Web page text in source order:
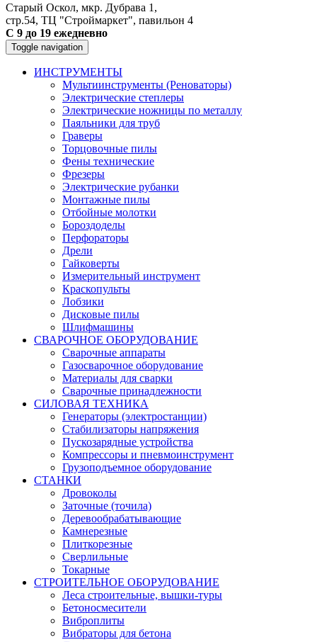
Старый Оскол, мкр. Дубрава 1,
стр.54, ТЦ "Строймаркет", павильон 4
С 9 до 19 ежедневно
Toggle navigation
ИНСТРУМЕНТЫ
Мультиинструменты (Реноваторы)
Электрические степлеры
Электрические ножницы по металлу
Паяльники для труб
Граверы
Торцовочные пилы
Фены технические
Фрезеры
Электрические рубанки
Монтажные пилы
Отбойные молотки
Бороздоделы
Перфораторы
Дрели
Гайковерты
Измерительный инструмент
Краскопульты
Лобзики
Дисковые пилы
Шлифмашины
СВАРОЧНОЕ ОБОРУДОВАНИЕ
Сварочные аппараты
Газосварочное оборудование
Материалы для сварки
Сварочные принадлежности
СИЛОВАЯ ТЕХНИКА
Генераторы (электростанции)
Стабилизаторы напряжения
Пускозарядные устройства
Компрессоры и пневмоинструмент
Грузоподъемное оборудование
СТАНКИ
Дровоколы
Заточные (точила)
Деревообрабатывающие
Камнерезные
Плиткорезные
Сверлильные
Токарные
СТРОИТЕЛЬНОЕ ОБОРУДОВАНИЕ
Леса строительные, вышки-туры
Бетоносмесители
Виброплиты
Вибраторы для бетона